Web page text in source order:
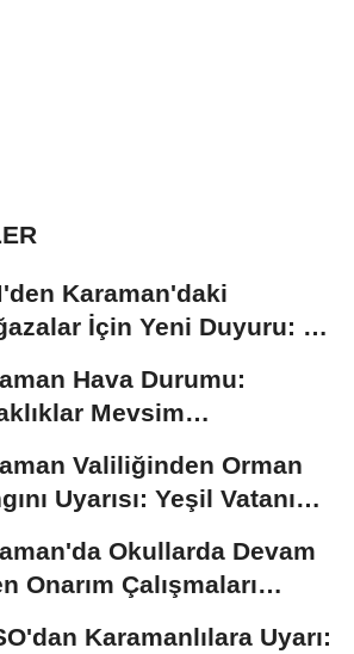
Karaman'daki
İçin Yeni Duyuru: 11
Hava Durumu:
Mevsim
Valiliğinden Orman
Uyarısı: Yeşil Vatanı
Okullarda Devam
Onarım Çalışmaları
Karamanlılara Uyarı: